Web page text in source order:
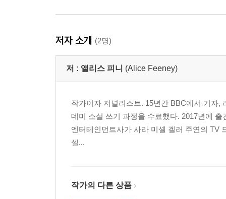
저자 소개 (2명)
저 : 앨리스 피니 (Alice Feeney)
작가이자 저널리스트. 15년간 BBC에서 기자,
데미 소설 쓰기 과정을 수료했다. 2017년에
엔터테인먼트사가 사라 미셸 겔러 주연의 TV
셀...
작가의 다른 상품